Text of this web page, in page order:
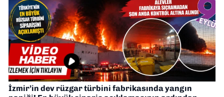
İzmir’in dev rüzgar türbini fabrikasında yangın